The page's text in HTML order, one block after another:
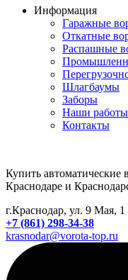
Информация
Гаражные
Откатные
Распашные
Шлагбаумы
Заборы
Наши работы
Контакты
Купить автоматические
Краснодаре и
г.Краснодар, ул. 9 Мая, 1
+7 (861) 298-34-38
krasnodar@vorota-top.ru